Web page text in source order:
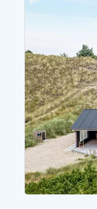
Ferienhäuser mit Whirlpool
Ferienhäuser mit
Ferienhäuser Bjerregard
Ferienhäuser Argab
Ferienhäuser in Arrild
Ferienhäuser Bjerregard
Ferienhäuser Blavand
Ferienhäuser Bork Havn
Ferienhäuser Fjand
Ferienhäuser Fanö
Ferienhäuser Graerup Strand
Ferienhäuser Haurvig
Ferienhäuser Henne Strand